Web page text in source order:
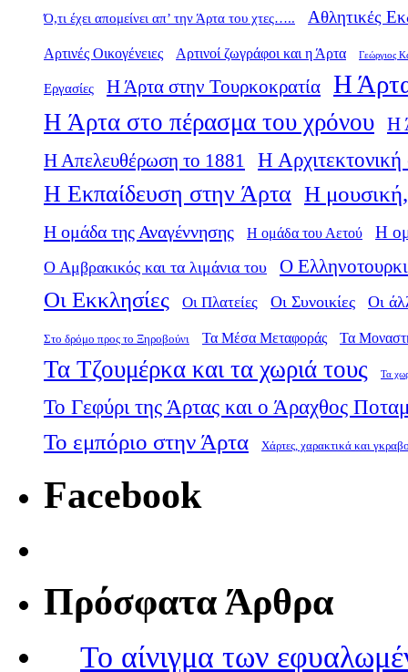
Ό,τι έχει απομείνει απ’ την Άρτα του χτες….. Αθλητικές
Αρτινές Οικογένειες Αρτινοί ζωγράφοι και η Άρτα Γεώργιος
Εργασίες Η Άρτα στην Τουρκοκρατία Η
Η Άρτα στο πέρασμα του χρόνου Η
Η Απελευθέρωση το 1881
Η
Η Εκπαίδευση στην Άρτα Η μουσική,
Η ομάδα της Αναγέννησης Η ομάδα του Αετού Η
Ο Αμβρακικός και τα λιμάνια του Ο
Οι Εκκλησίες Οι Πλατείες Οι Συνοικίες Οι
Στο δρόμο προς το Ξηροβούνι Τα Μέσα Μεταφοράς Τα
Τα Τζουμέρκα και τα χωριά τους Τα
Το Γεφύρι της Άρτας και ο Άραχθος
Το εμπόριο στην Άρτα Χάρτες, χαρακτικά και
Facebook
Πρόσφατα Άρθρα
Το αίνιγμα των